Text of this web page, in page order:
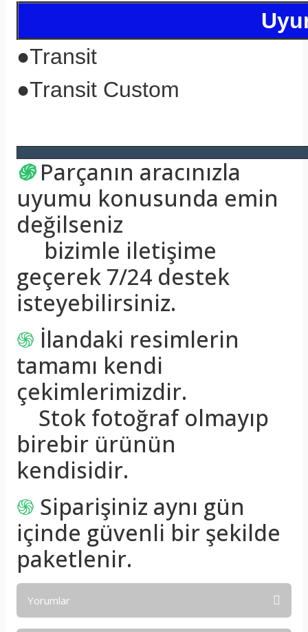
●Transit
●Transit Custom
֍ Parçanın aracınızla
uyumu konusunda emin
değilseniz
bizimle iletişime
geçerek 7/24 destek
isteyebilirsiniz.
֍ İlandaki resimlerin
tamamı kendi
çekimlerimizdir.
Stok fotoğraf olmayıp
birebir ürünün
kendisidir.
֍ Siparişiniz aynı gün
içinde güvenli bir şekilde
paketlenir.
Yorumlar